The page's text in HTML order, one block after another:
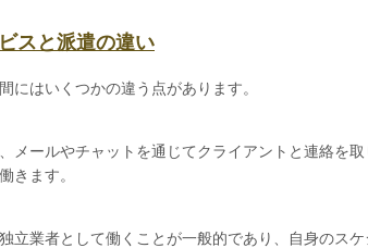
スと派遣の違い
にはいくつかの違う点があります。
メールやチャットを通じてクライアントと連絡を
きます。
立業者として働くことが一般的であり、自身のス